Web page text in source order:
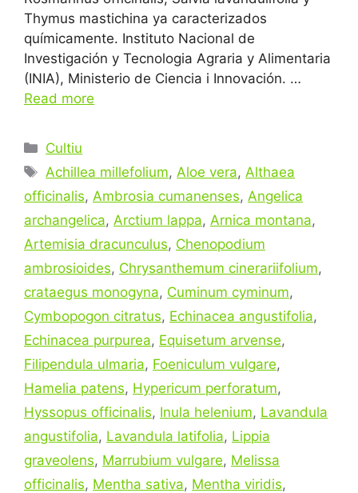
Thymus mastichina ya caracterizados
químicamente. Instituto Nacional de
Investigación y Tecnologia Agraria y Alimentaria
(INIA), Ministerio de Ciencia i Innovación. …
Read more
Categories
Cultiu
Tags
Achillea millefolium, Aloe vera, Althaea
officinalis, Ambrosia cumanenses, Angelica
archangelica, Arctium lappa, Arnica montana,
Artemisia dracunculus, Chenopodium
ambrosioides, Chrysanthemum cinerariifolium,
crataegus monogyna, Cuminum cyminum,
Cymbopogon citratus, Echinacea angustifolia,
Echinacea purpurea, Equisetum arvense,
Filipendula ulmaria, Foeniculum vulgare,
Hamelia patens, Hypericum perforatum,
Hyssopus officinalis, Inula helenium, Lavandula
angustifolia, Lavandula latifolia, Lippia
graveolens, Marrubium vulgare, Melissa
officinalis, Mentha sativa, Mentha viridis,